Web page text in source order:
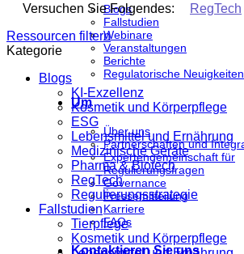
Blogs
Fallstudien
Webinare
Veranstaltungen
Berichte
Regulatorische Neuigkeiten
Um
Über uns
Partnerschaften und
Expertengemeinschaft für
Regulierungsfragen
Governance
Pressemitteilung
Karriere
FAQs
Kontaktieren Sie uns
Versuchen Sie Folgendes: RegTech
Ressourcen filtern
Kategorie
Blogs
KI-Exzellenz
Kosmetik und Körperpflege
ESG
Lebensmittel und Ernährung
Medizinische Geräte
Pharma & Biotech
RegTech
Regulierungsstrategie
Fallstudien
Tierpflege
Kosmetik und Körperpflege